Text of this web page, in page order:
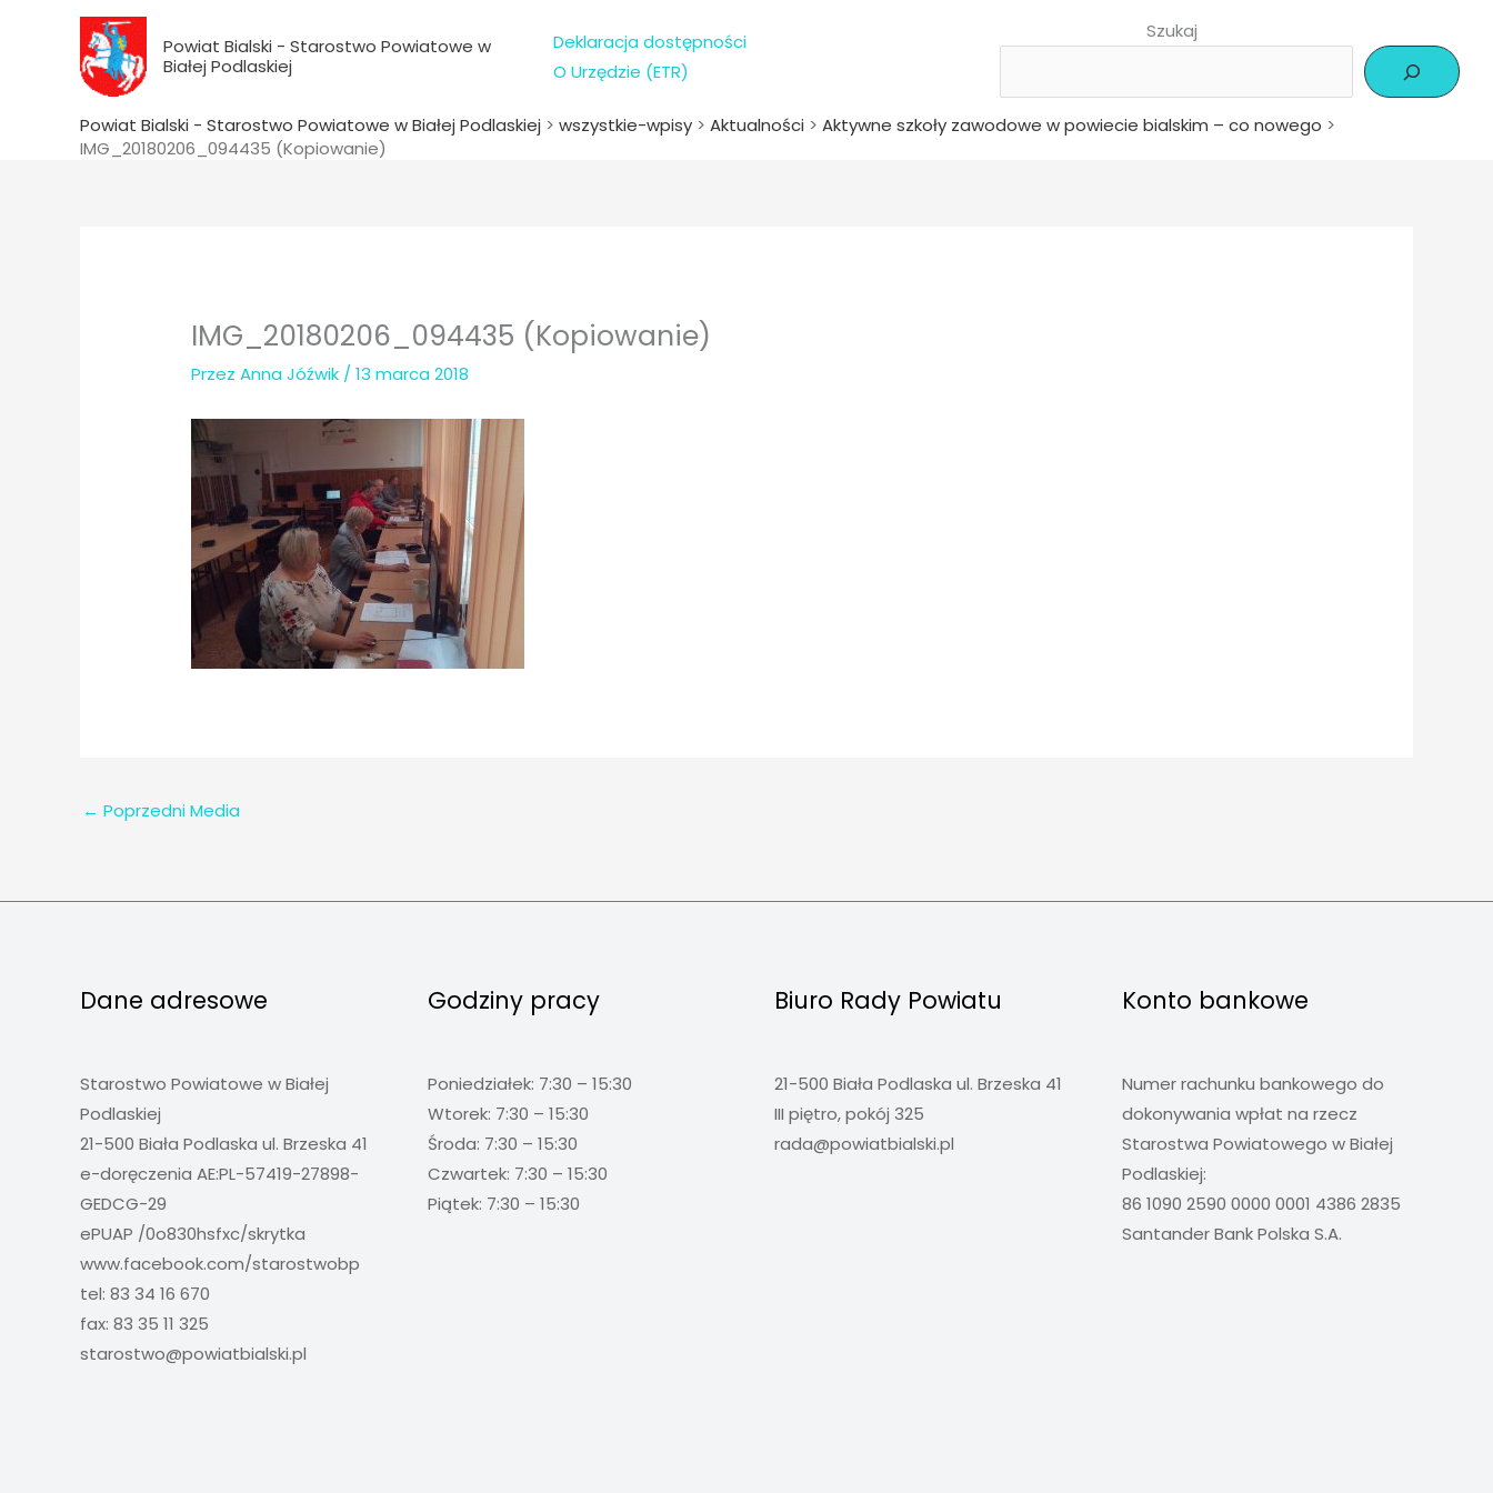
Powiat Bialski - Starostwo Powiatowe w
Białej Podlaskiej
Deklaracja dostępności
O Urzędzie (ETR)
Szukaj
Powiat Bialski - Starostwo Powiatowe w Białej Podlaskiej > wszystkie-wpisy > Aktualności > Aktywne szkoły zawodowe w powiecie bialskim – co nowego >
IMG_20180206_094435 (Kopiowanie)
IMG_20180206_094435 (Kopiowanie)
PrzezAnna Jóźwik /13 marca 2018
← Poprzedni Media
Dane adresowe
Starostwo Powiatowe w Białej
Podlaskiej
21-500 Biała Podlaska ul. Brzeska 41
e-doręczenia AE:PL-57419-27898-
GEDCG-29
ePUAP /0o830hsfxc/skrytka
www.facebook.com/starostwobp
tel: 83 34 16 670
fax: 83 35 11 325
starostwo@powiatbialski.pl
Godziny pracy
Poniedziałek: 7:30 – 15:30
Wtorek: 7:30 – 15:30
Środa: 7:30 – 15:30
Czwartek: 7:30 – 15:30
Piątek: 7:30 – 15:30
Biuro Rady Powiatu
21-500 Biała Podlaska ul. Brzeska 41
III piętro, pokój 325
rada@powiatbialski.pl
Konto bankowe
Numer rachunku bankowego do
dokonywania wpłat na rzecz
Starostwa Powiatowego w Białej
Podlaskiej:
86 1090 2590 0000 0001 4386 2835
Santander Bank Polska S.A.